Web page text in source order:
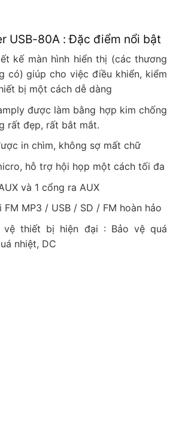
USB-80A : Đặc điểm nổi bật
kế màn hình hiển thị (các thương
có) giúp cho việc điều khiển, kiểm
bị một cách dễ dàng
được làm bằng hợp kim chống
rất đẹp, rất bắt mắt.
in chìm, không sợ mất chữ
hỗ trợ hội họp một cách tối đa
và 1 cổng ra AUX
MP3 / USB / SD / FM hoàn hảo
vệ thiết bị hiện đại : Bảo vệ quá
nhiệt, DC